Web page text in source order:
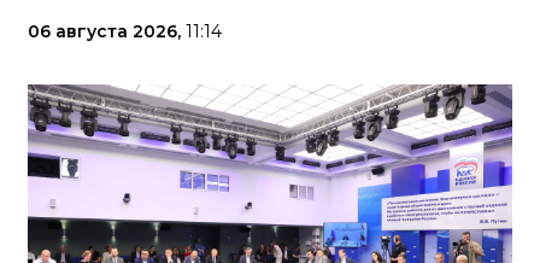
06 августа 2026, 11:14